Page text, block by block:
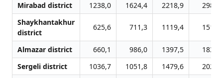
Mirabad district 1238,0 1624,4 2218,9
Shaykhantakhur
district
625,6 711,3 1119,4
Almazar district 660,1 986,0 1397,5
Sergeli district
1036,7 1051,8 1479,6